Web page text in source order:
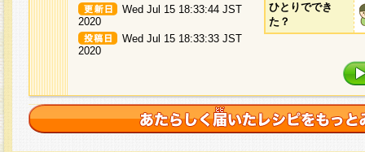
Wed Jul 15 18:33:44 JST
2020
Wed Jul 15 18:33:33 JST
2020
ひとりででき
た？